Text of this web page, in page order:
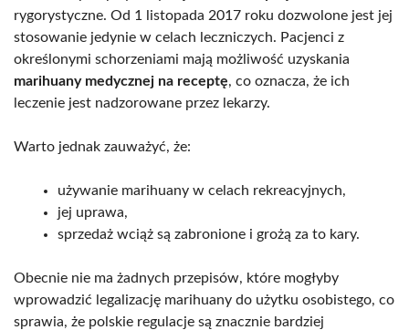
rygorystyczne. Od 1 listopada 2017 roku dozwolone jest jej
stosowanie jedynie w celach leczniczych. Pacjenci z
określonymi schorzeniami mają możliwość uzyskania
marihuany medycznej na receptę, co oznacza, że ich
leczenie jest nadzorowane przez lekarzy.
Warto jednak zauważyć, że:
używanie marihuany w celach rekreacyjnych,
jej uprawa,
sprzedaż wciąż są zabronione i grożą za to kary.
Obecnie nie ma żadnych przepisów, które mogłyby
wprowadzić legalizację marihuany do użytku osobistego, co
sprawia, że polskie regulacje są znacznie bardziej